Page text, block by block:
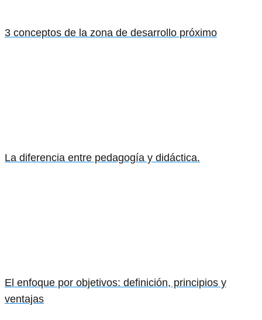
3 conceptos de la zona de desarrollo próximo
La diferencia entre pedagogía y didáctica.
El enfoque por objetivos: definición, principios y
ventajas